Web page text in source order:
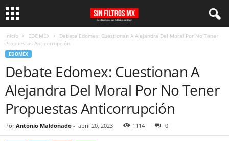
Inicio EDOMÉX
Debate Edomex: Cuestionan A Alejandra Del Moral Por No Tener
Propuestas Anticorrupción
EDOMÉX
Debate Edomex: Cuestionan A
Alejandra Del Moral Por No Tener
Propuestas Anticorrupción
Por Antonio Maldonado - abril 20, 2023 1114 0